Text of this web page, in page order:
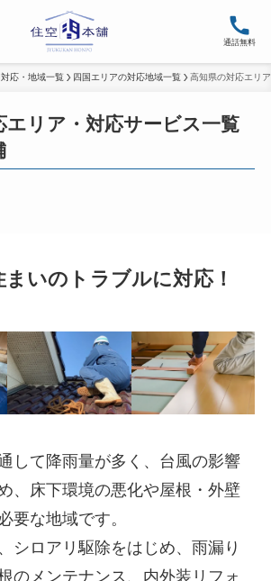
通話無料
応・地域一覧 四国エリアの対応地域一覧 高知県の対応エリ
エリア・対応サービス一覧
まいのトラブルに対応！
して降雨量が多く、台風の影響
、床下環境の悪化や屋根・外壁
要な地域です。
シロアリ駆除をはじめ、雨漏り
のメンテナンス、内外装リフォ